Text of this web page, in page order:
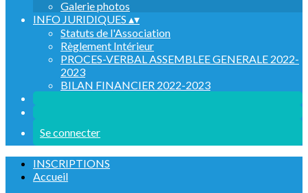
Galerie photos
INFO JURIDIQUES ▴▾
Statuts de l'Association
Règlement Intérieur
PROCES-VERBAL ASSEMBLEE GENERALE 2022-
2023
BILAN FINANCIER 2022-2023
Se connecter
INSCRIPTIONS
Accueil